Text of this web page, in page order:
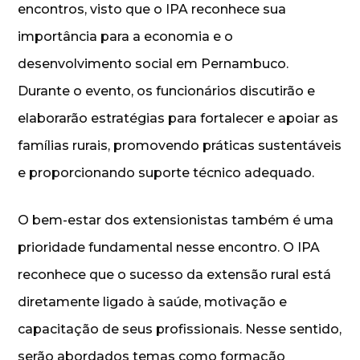
encontros, visto que o IPA reconhece sua
importância para a economia e o
desenvolvimento social em Pernambuco.
Durante o evento, os funcionários discutirão e
elaborarão estratégias para fortalecer e apoiar as
famílias rurais, promovendo práticas sustentáveis
e proporcionando suporte técnico adequado.
O bem-estar dos extensionistas também é uma
prioridade fundamental nesse encontro. O IPA
reconhece que o sucesso da extensão rural está
diretamente ligado à saúde, motivação e
capacitação de seus profissionais. Nesse sentido,
serão abordados temas como formação